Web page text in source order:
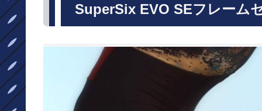
SuperSix EVO SEフレーム